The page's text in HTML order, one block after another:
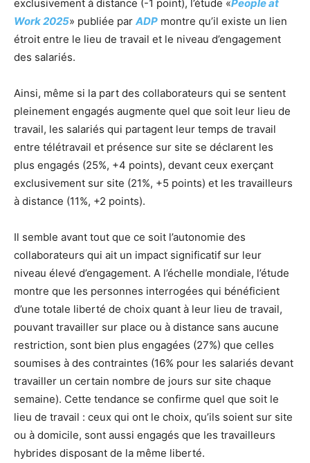
exclusivement à distance (-1 point), l’étude «People at
Work 2025» publiée par ADP montre qu’il existe un lien
étroit entre le lieu de travail et le niveau d’engagement
des salariés.
Ainsi, même si la part des collaborateurs qui se sentent
pleinement engagés augmente quel que soit leur lieu de
travail, les salariés qui partagent leur temps de travail
entre télétravail et présence sur site se déclarent les
plus engagés (25%, +4 points), devant ceux exerçant
exclusivement sur site (21%, +5 points) et les travailleurs
à distance (11%, +2 points).
Il semble avant tout que ce soit l’autonomie des
collaborateurs qui ait un impact significatif sur leur
niveau élevé d’engagement. A l’échelle mondiale, l’étude
montre que les personnes interrogées qui bénéficient
d’une totale liberté de choix quant à leur lieu de travail,
pouvant travailler sur place ou à distance sans aucune
restriction, sont bien plus engagées (27%) que celles
soumises à des contraintes (16% pour les salariés devant
travailler un certain nombre de jours sur site chaque
semaine). Cette tendance se confirme quel que soit le
lieu de travail : ceux qui ont le choix, qu’ils soient sur site
ou à domicile, sont aussi engagés que les travailleurs
hybrides disposant de la même liberté.